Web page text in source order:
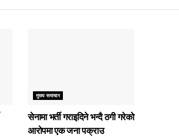
मुख्य समाचार
सेनामा भर्ती गराइदिने भन्दै ठगी गरेको
आरोपमा एक जना पक्राउ